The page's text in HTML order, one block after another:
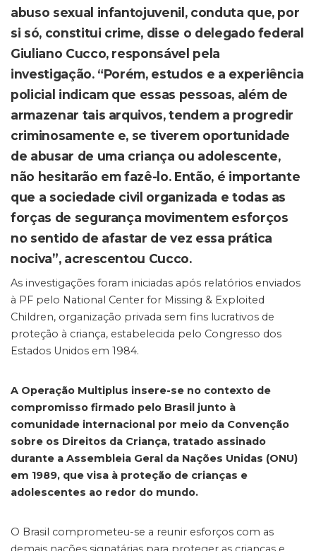
abuso sexual infantojuvenil, conduta que, por
si só, constitui crime, disse o delegado federal
Giuliano Cucco, responsável pela
investigação. “Porém, estudos e a experiência
policial indicam que essas pessoas, além de
armazenar tais arquivos, tendem a progredir
criminosamente e, se tiverem oportunidade
de abusar de uma criança ou adolescente,
não hesitarão em fazê-lo. Então, é importante
que a sociedade civil organizada e todas as
forças de segurança movimentem esforços
no sentido de afastar de vez essa prática
nociva”, acrescentou Cucco.
As investigações foram iniciadas após relatórios enviados
à PF pelo National Center for Missing & Exploited
Children, organização privada sem fins lucrativos de
proteção à criança, estabelecida pelo Congresso dos
Estados Unidos em 1984.
A Operação Multiplus insere-se no contexto de
compromisso firmado pelo Brasil junto à
comunidade internacional por meio da Convenção
sobre os Direitos da Criança, tratado assinado
durante a Assembleia Geral da Nações Unidas (ONU)
em 1989, que visa à proteção de crianças e
adolescentes ao redor do mundo.
O Brasil comprometeu-se a reunir esforços com as